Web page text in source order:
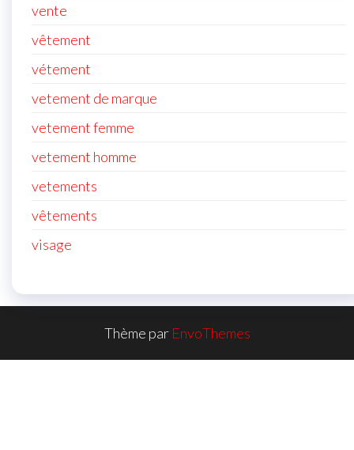
vente
vêtement
vétement
vetement de marque
vetement femme
vetement homme
vetements
vêtements
visage
Thème par EnvoThemes